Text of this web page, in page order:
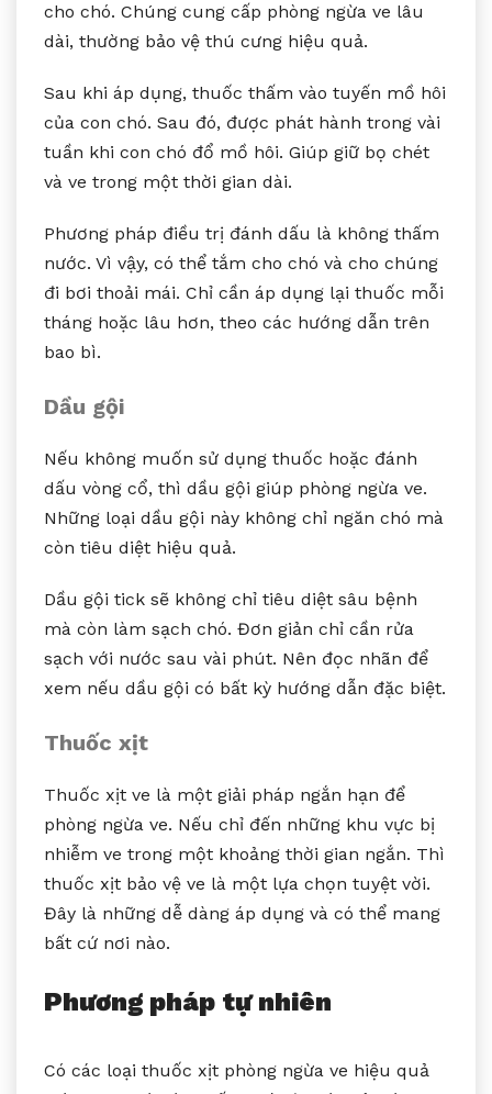
cho chó. Chúng cung cấp phòng ngừa ve lâu
dài, thường bảo vệ thú cưng hiệu quả.
Sau khi áp dụng, thuốc thấm vào tuyến mồ hôi
của con chó. Sau đó, được phát hành trong vài
tuần khi con chó đổ mồ hôi. Giúp giữ bọ chét
và ve trong một thời gian dài.
Phương pháp điều trị đánh dấu là không thấm
nước. Vì vậy, có thể tắm cho chó và cho chúng
đi bơi thoải mái. Chỉ cần áp dụng lại thuốc mỗi
tháng hoặc lâu hơn, theo các hướng dẫn trên
bao bì.
Dầu gội
Nếu không muốn sử dụng thuốc hoặc đánh
dấu vòng cổ, thì dầu gội giúp phòng ngừa ve.
Những loại dầu gội này không chỉ ngăn chó mà
còn tiêu diệt hiệu quả.
Dầu gội tick sẽ không chỉ tiêu diệt sâu bệnh
mà còn làm sạch chó. Đơn giản chỉ cần rửa
sạch với nước sau vài phút. Nên đọc nhãn để
xem nếu dầu gội có bất kỳ hướng dẫn đặc biệt.
Thuốc xịt
Thuốc xịt ve là một giải pháp ngắn hạn để
phòng ngừa ve. Nếu chỉ đến những khu vực bị
nhiễm ve trong một khoảng thời gian ngắn. Thì
thuốc xịt bảo vệ ve là một lựa chọn tuyệt vời.
Đây là những dễ dàng áp dụng và có thể mang
bất cứ nơi nào.
Phương pháp tự nhiên
Có các loại thuốc xịt phòng ngừa ve hiệu quả